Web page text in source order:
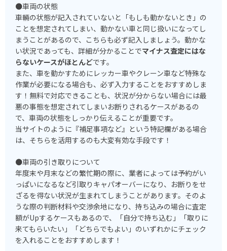
●車両の状態
車輛の状態が記入されていないと「もしも動かないとき」の
ことを想定されてしまい、動かない車と同じ扱いになってし
まうことがあるので、こちらも必ず記入しましょう。動かな
い状況であっても、詳細が分かることでマイナス査定にはな
らないケースがほとんどです。
また、車を動かすためにレッカー車やクレーン車など特殊な
作業が必要になる場合も、必ず入力することをおすすめしま
す！無料で対応できることも、状況が分からない場合には最
悪の事態を想定されてしまいお断りされるケースがあるの
で、車両の状態をしっかり伝えることが重要です。
当サイトのように『補足事項など』という特記欄がある場合
は、そちらを活用するのも大変有効な手段です！
●車両の引き取りについて
年度末や月末などの繁忙期の際に、業者によっては予約がい
っぱいになるなど引取りキャパオーバーになり、お断りをせ
ざるを得ない状況が生まれてしまうことがあります。そのよ
うな際の判断材料や交渉余地になり、持ち込みの場合に査定
額がUpするケースもあるので、「自分で持ち込む」「取りに
来てもらいたい」「どちらでもよい」のいずれかにチェック
を入れることをおすすめします！